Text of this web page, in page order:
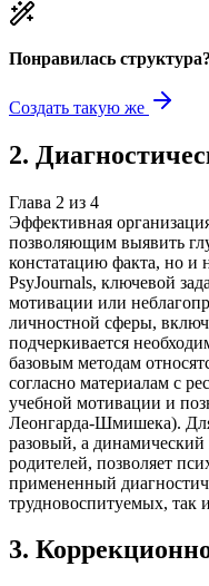
Понравилась структура?
Создать такую же
2.
Глава 2 из 4
Эффективная
позволяющим выявить
констатацию факта, но и
PsyJournals, ключевой
мотивации или
личностной сферы,
подчеркивается
базовым методам
согласно материалам с
учебной мотивации и
Леонгарда-Шмишека). Для
разовый, а динамический
родителей, позволяет
примененный
трудновоспитуемых, так
3.